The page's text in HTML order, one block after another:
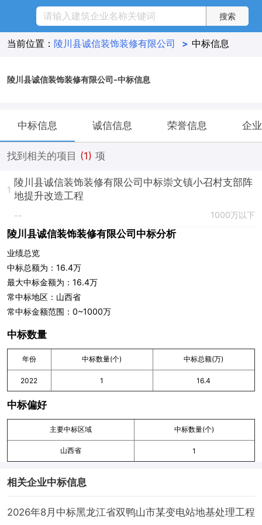
当前位置： 陵川县诚信装饰装修有限公司 > 中标信息
陵川县诚信装饰装修有限公司-中标信息
中标信息 诚信信息 荣誉信息 企
找到相关的项目 (1) 项
1
陵川县诚信装饰装修有限公司中标崇文镇小召村支部阵
地提升改造工程
-- 1000万以下
陵川县诚信装饰装修有限公司中标分析
业绩总览
中标总额为：16.4万
最大中标金额为：16.4万
常中标地区：山西省
常中标金额范围：0~1000万
中标数量
年份 中标数量(个) 中标总额(万)
2022 1 16.4
中标偏好
主要中标区域 中标数量(个)
山西省 1
相关企业中标信息
2026年8月中标黑龙江省双鸭山市某变电站地基处理工程